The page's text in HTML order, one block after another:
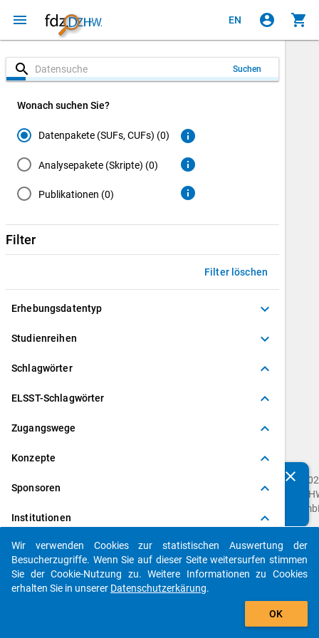
menu EN account_circle shopping_cart
search Suchen
Wonach suchen Sie?
Datenpakete (SUFs, CUFs) (0)
Analysepakete (Skripte) (0)
Publikationen (0)
info
info
info
Filter
Filter löschen
Erhebungsdatentyp keyboard_arrow_down
Studienreihen keyboard_arrow_down
Schlagwörter keyboard_arrow_up
ELSST-Schlagwörter keyboard_arrow_up
Zugangswege keyboard_arrow_up
Konzepte keyboard_arrow_up
Sponsoren keyboard_arrow_up
Institutionen keyboard_arrow_up
clear
Datenpakete entstanden sind? Dann teilen Sie uns diese
auto_stories
filter_alt
Wir verwenden Cookies zur statistischen Auswertung der
Besucherzugriffe. Wenn Sie auf dieser Seite weitersurfen stimmen
Sie der Cookie-Nutzung zu. Weitere Informationen zu Cookies
erhalten Sie in unserer Datenschutzerkärung.
OK